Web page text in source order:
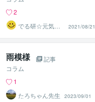
2
でる研☆元気が
出る研究所
2021/08/21
雨模様
記事
コラム
1
たろちゃん先生
2023/09/01